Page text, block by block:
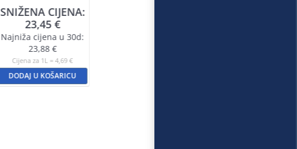
SNIŽENA CIJENA:
23,45€
Najniža cijena u 30d:
23,88 €
Cijena za 1L = 4,69 €
DODAJ U KOŠARICU